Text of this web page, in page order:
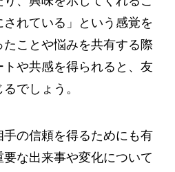
れている」という感覚を
ことや悩みを共有する際
や共感を得られると、友
でしょう。
手の信頼を得るためにも有
な出来事や変化について